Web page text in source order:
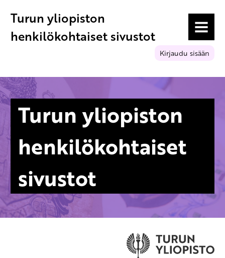
Turun yliopiston
henkilökohtaiset sivustot
MENU
Kirjaudu sisään
Turun yliopiston
henkilökohtaiset
sivustot